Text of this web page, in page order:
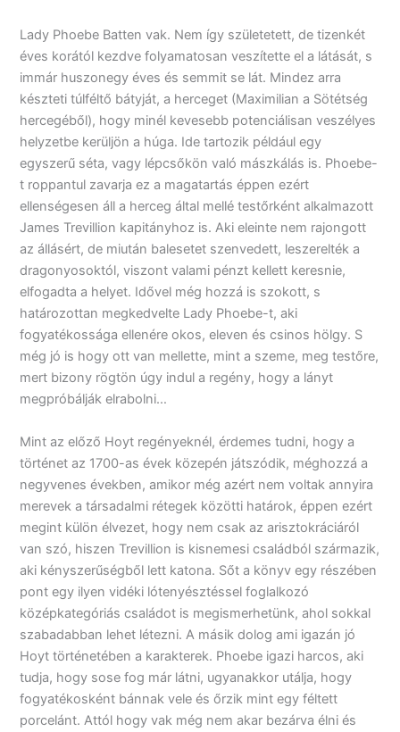
Lady Phoebe Batten vak. Nem így születetett, de tizenkét
éves korától kezdve folyamatosan veszítette el a látását, s
immár huszonegy éves és semmit se lát. Mindez arra
készteti túlféltő bátyját, a herceget (Maximilian a Sötétség
hercegéből), hogy minél kevesebb potenciálisan veszélyes
helyzetbe kerüljön a húga. Ide tartozik például egy
egyszerű séta, vagy lépcsőkön való mászkálás is. Phoebe-
t roppantul zavarja ez a magatartás éppen ezért
ellenségesen áll a herceg által mellé testőrként alkalmazott
James Trevillion kapitányhoz is. Aki eleinte nem rajongott
az állásért, de miután balesetet szenvedett, leszerelték a
dragonyosoktól, viszont valami pénzt kellett keresnie,
elfogadta a helyet. Idővel még hozzá is szokott, s
határozottan megkedvelte Lady Phoebe-t, aki
fogyatékossága ellenére okos, eleven és csinos hölgy. S
még jó is hogy ott van mellette, mint a szeme, meg testőre,
mert bizony rögtön úgy indul a regény, hogy a lányt
megpróbálják elrabolni…
Mint az előző Hoyt regényeknél, érdemes tudni, hogy a
történet az 1700-as évek közepén játszódik, méghozzá a
negyvenes években, amikor még azért nem voltak annyira
merevek a társadalmi rétegek közötti határok, éppen ezért
megint külön élvezet, hogy nem csak az arisztokráciáról
van szó, hiszen Trevillion is kisnemesi családból származik,
aki kényszerűségből lett katona. Sőt a könyv egy részében
pont egy ilyen vidéki lótenyésztéssel foglalkozó
középkategóriás családot is megismerhetünk, ahol sokkal
szabadabban lehet létezni. A másik dolog ami igazán jó
Hoyt történetében a karakterek. Phoebe igazi harcos, aki
tudja, hogy sose fog már látni, ugyanakkor utálja, hogy
fogyatékosként bánnak vele és őrzik mint egy féltett
porcelánt. Attól hogy vak még nem akar bezárva élni és